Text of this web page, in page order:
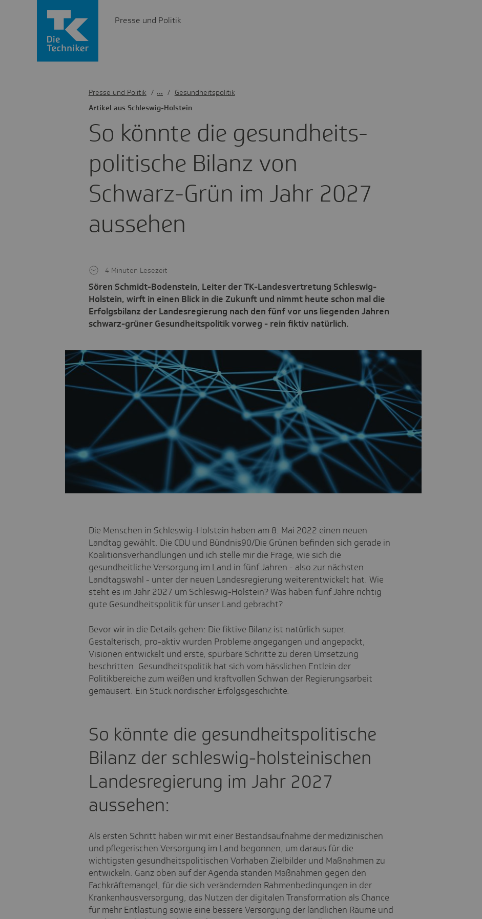
Presse und Politik
So könnte die gesund­heits­
po­li­ti­sche Bilanz von
Schwarz-Grün im Jahr 2027
aussehen
Artikel aus Schles­wig-Holstein
Sören Schmidt-Bodenstein, Leiter der TK-Landesvertretung Schleswig-
Holstein, wirft in einen Blick in die Zukunft und nimmt heute schon mal die
Erfolgsbilanz der Landesregierung nach den fünf vor uns liegenden Jahren
schwarz-grüner Gesundheitspolitik vorweg - rein fiktiv natürlich.
4 Minuten Lesezeit
Presse und Politik / Gesundheitspolitik
Die Menschen in Schleswig-Holstein haben am 8. Mai 2022 einen neuen
Landtag gewählt. Die CDU und Bündnis90/Die Grünen befinden sich gerade in
Koalitionsverhandlungen und ich stelle mir die Frage, wie sich die
gesundheitliche Versorgung im Land in fünf Jahren - also zur nächsten
Landtagswahl - unter der neuen Landesregierung weiterentwickelt hat. Wie
steht es im Jahr 2027 um Schleswig-Holstein? Was haben fünf Jahre richtig
gute Gesundheitspolitik für unser Land gebracht?
Bevor wir in die Details gehen: Die fiktive Bilanz ist natürlich super.
Gestalterisch, pro-aktiv wurden Probleme angegangen und angepackt,
Visionen entwickelt und erste, spürbare Schritte zu deren Umsetzung
beschritten. Gesundheitspolitik hat sich vom hässlichen Entlein der
Politikbereiche zum weißen und kraftvollen Schwan der Regierungsarbeit
gemausert. Ein Stück nordischer Erfolgsgeschichte.
So könnte die gesundheitspolitische
Bilanz der schleswig-holsteinischen
Landesregierung im Jahr 2027
aussehen:
Als ersten Schritt haben wir mit einer Bestandsaufnahme der medizinischen
und pflegerischen Versorgung im Land begonnen, um daraus für die
wichtigsten gesundheitspolitischen Vorhaben Zielbilder und Maßnahmen zu
entwickeln. Ganz oben auf der Agenda standen Maßnahmen gegen den
Fachkräftemangel, für die sich verändernden Rahmenbedingungen in der
Krankenhausversorgung, das Nutzen der digitalen Transformation als Chance
für mehr Entlastung sowie eine bessere Versorgung der ländlichen Räume und